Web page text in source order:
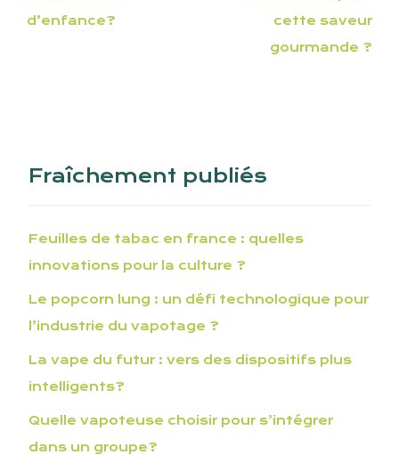
d’enfance?
cette saveur
gourmande ?
Fraîchement publiés
Feuilles de tabac en france : quelles
innovations pour la culture ?
Le popcorn lung : un défi technologique pour
l’industrie du vapotage ?
La vape du futur : vers des dispositifs plus
intelligents?
Quelle vapoteuse choisir pour s’intégrer
dans un groupe?